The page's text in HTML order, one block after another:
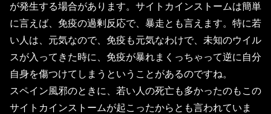
が発生する場合があります。サイトカインストームは簡単
に言えば、免疫の過剰反応で、暴走とも言えます。特に若
い人は、元気なので、免疫も元気なわけで、未知のウイル
スが入ってきた時に、免疫が暴れまくっちゃって逆に自分
自身を傷つけてしまうということがあるのですね。
スペイン風邪のときに、若い人の死亡も多かったのもこの
サイトカインストームが起こったからとも言われていま